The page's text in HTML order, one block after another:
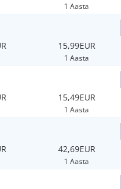
1 Aasta
15,99EUR
1 Aasta
15,49EUR
1 Aasta
42,69EUR
1 Aasta